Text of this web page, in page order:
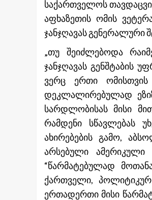
საქართველოს
აფხაზეთის ომის
ჯანჯღავას გენერალური
„თუ შეიძლებოდა
ჯანჯღავას გენშტაბის
ვერც ერთი ომისთვის
დეკლალირებულად
სარდლობისას მისი
რამდენი სწავლებას
ახირებების გამო,
არსებული ამერიკული
“წარმატებულად
ქართველი, პოლიტიკურ
ერთადერთი მისი